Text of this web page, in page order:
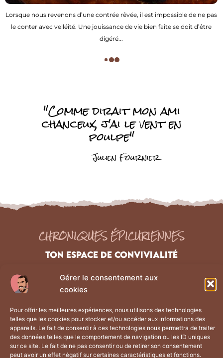
Gérer le consentement aux
cookies
Pour offrir les meilleures expériences, nous utilisons des technologies
telles que les cookies pour stocker et/ou accéder aux informations des
appareils. Le fait de consentir à ces technologies nous permettra de traiter
des données telles que le comportement de navigation ou les ID uniques
sur ce site. Le fait de ne pas consentir ou de retirer son consentement
peut avoir un effet négatif sur certaines caractéristiques et fonctions.
Lorsque nous revenons d’une contrée rêvée, il est impossible de ne pas
le conter avec velléité. Une jouissance de vie bien faite se doit d’être
digéré...
"Comme dirait mon ami
chanceux, j'ai le vent en
poulpe"
Julien Fournier
CHRONIQUES ÉPICURIENNES
TON ESPACE DE CONVIVIALITÉ
NAVIGATION
À propos
La boutique
Contact
Liens Légaux
Politique de confidentialité
CGV
Plan du site